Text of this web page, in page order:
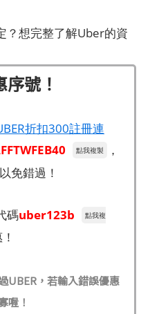
？想完整了解Uber的資
號！
折扣300註冊連
點我複製
，
免錯過！
碼uber123b 點我複
UBER，若輸入錯誤優惠
喔！